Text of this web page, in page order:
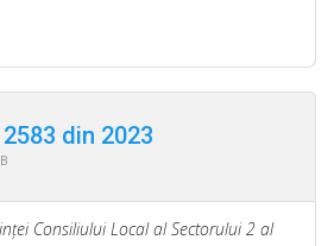
din 2023
Consiliului Local al Sectorului 2 al